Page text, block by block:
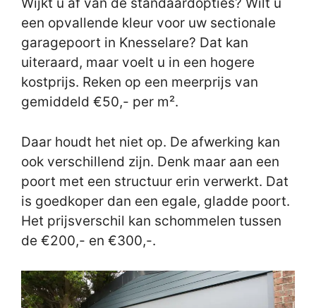
Wijkt u af van de standaardopties? Wilt u
een opvallende kleur voor uw sectionale
garagepoort in Knesselare? Dat kan
uiteraard, maar voelt u in een hogere
kostprijs. Reken op een meerprijs van
gemiddeld €50,- per m².
Daar houdt het niet op. De afwerking kan
ook verschillend zijn. Denk maar aan een
poort met een structuur erin verwerkt. Dat
is goedkoper dan een egale, gladde poort.
Het prijsverschil kan schommelen tussen
de €200,- en €300,-.